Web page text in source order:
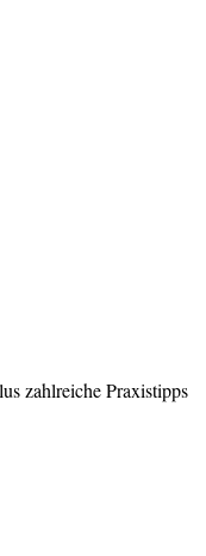
zahlreiche Praxistipps